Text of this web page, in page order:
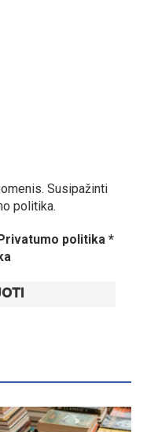
Susipažinti
politika.
politika *